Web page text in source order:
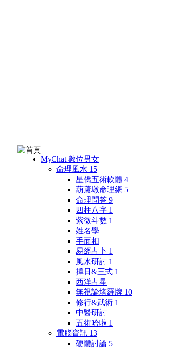
MyChat 數位男女
命理風水 15
星僑五術軟體 4
葫蘆墩命理網 5
命理問答 9
四柱八字 1
紫微斗數 1
姓名學
手面相
易經占卜 1
風水研討 1
擇日&三式 1
西洋占星
無視論塔羅牌 10
修行&武術 1
中醫研討
五術哈啦 1
電腦資訊 13
硬體討論 5